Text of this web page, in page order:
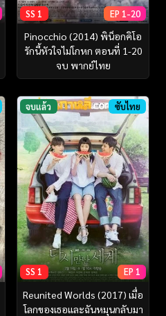
SS 1 EP 1-20
Pinocchio (2014) พิน็อกคิโอ
รักนี้หัวใจไม่โกหก ตอนที่ 1-20
จบ พากย์ไทย
จบแล้ว ซับไทย
SS 1 EP 1
Reunited Worlds (2017) เมื่อ
โลกของเธอและฉันหมุนกลับมา